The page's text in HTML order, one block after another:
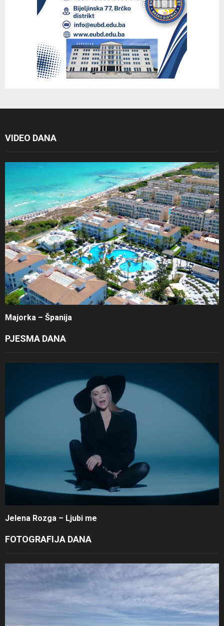
VIDEO DANA
Majorka – Španija
PJESMA DANA
Jelena Rozga – Ljubi me
FOTOGRAFIJA DANA